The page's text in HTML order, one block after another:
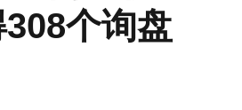
个询盘